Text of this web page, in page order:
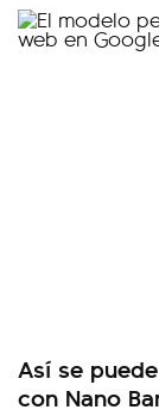
Así se
con Nano